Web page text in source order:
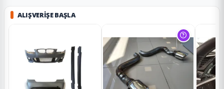
ALIŞVERIŞE BAŞLA